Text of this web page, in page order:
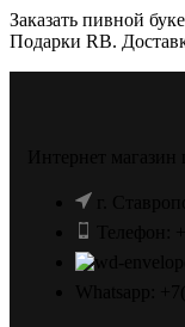
Заказать пивной
Подарки RB.